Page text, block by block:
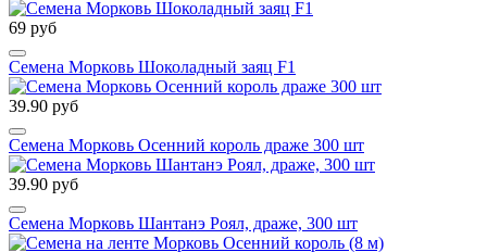
69 руб
Семена Морковь Шоколадный заяц F1
39.90 руб
Семена Морковь Осенний король драже 300 шт
39.90 руб
Семена Морковь Шантанэ Роял, драже, 300 шт